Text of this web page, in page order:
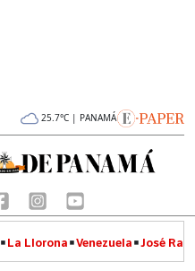
25.7°C | PANAMÁ
La Llorona Venezuela José